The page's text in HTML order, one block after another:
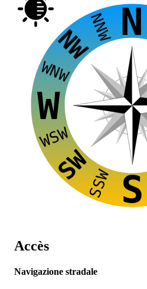
W
S
N
NW
SWSSW
WSW
WNW
NNW
Accès
Navigazione stradale